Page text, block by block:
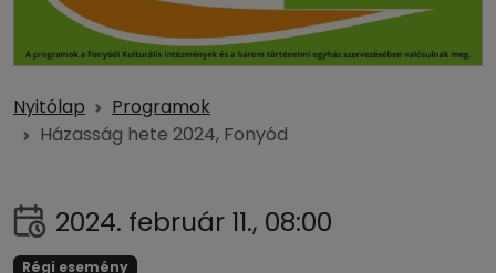
Nyitólap
Programok
Házasság hete 2024, Fonyód
2024. február 11., 08:00
Régi esemény